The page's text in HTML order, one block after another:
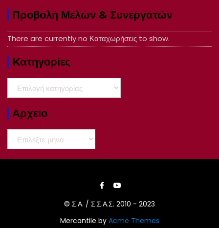
Προβολή Μελών & Συνεργατών
There are currently no Καταχωρήσεις to show.
Kατηγορίες
Αρχειο
© Σ.Α. / Σ.Σ.Α.Σ. 2010 - 2023
Mercantile by Acme Themes